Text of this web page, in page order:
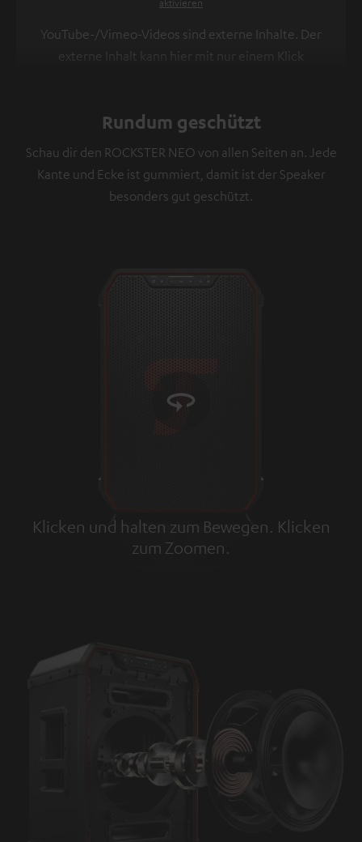
aktivieren
YouTube-/Vimeo-Videos sind externe Inhalte. Der
externe Inhalt kann hier mit nur einem Klick
Dabei können personenbezogene Daten an
Drittplattformen übermittelt werden. Weitere
Informationen sind in der Datenschutzerklärung
unter I zu finden
Rundum geschützt
Schau dir den ROCKSTER NEO von allen Seiten an. Jede
Kante und Ecke ist gummiert, damit ist der Speaker
besonders gut geschützt.
Klicken und halten zum Bewegen. Klicken
zum Zoomen.
Tap to zoom